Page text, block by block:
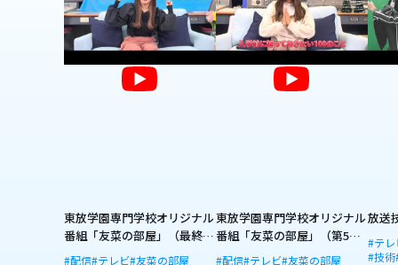
東放学園専門学校オリジナル
番組「友菜の部屋」（最終
回）
#配信#テレビ#友菜の部屋
東放学園専門学校オリジナル
番組「友菜の部屋」（第5
回）
#配信#テレビ#友菜の部屋
放送
#テレ
#技術